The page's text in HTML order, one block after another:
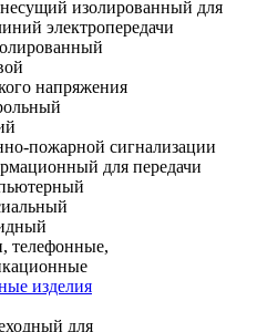
изолированный для
электропередачи
напряжения
пожарной сигнализации
для передачи
телефонные,
изделия
для